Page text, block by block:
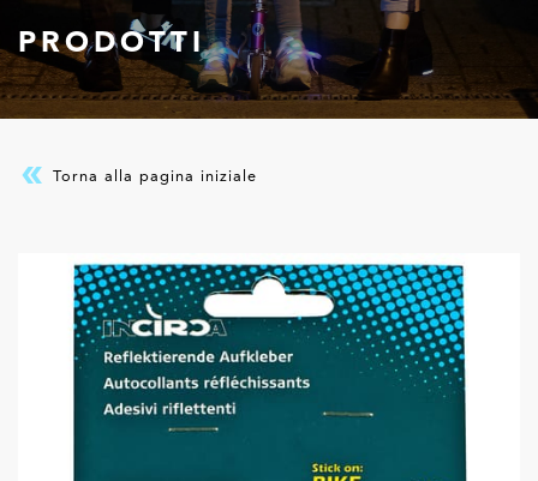
PRODOTTI
Torna alla pagina iniziale